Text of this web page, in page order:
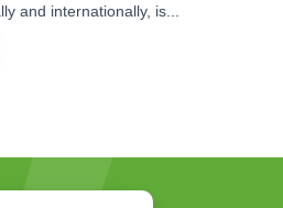
and internationally, is...